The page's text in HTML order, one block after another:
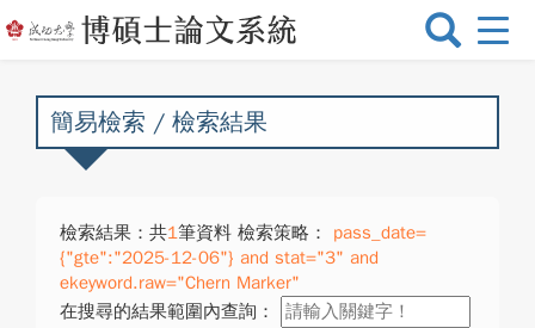
選
換
簡易檢索 / 檢索結果
檢索結果：共1筆資料 檢索策略：
pass_date=
{"gte":"2025-12-06"} and stat="3" and
ekeyword.raw="Chern Marker"
在搜尋的結果範圍內查詢：